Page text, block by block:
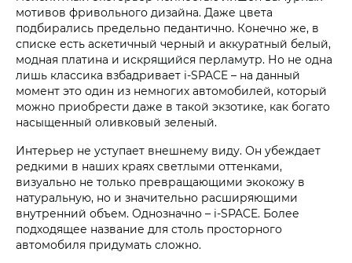
мотивов фривольного дизайна. Даже цвета
подбирались предельно педантично. Конечно же, в
списке есть аскетичный черный и аккуратный белый,
модная платина и искрящийся перламутр. Но не одна
лишь классика взбадривает i‑SPACE – на данный
момент это один из немногих автомобилей, который
можно приобрести даже в такой экзотике, как богато
насыщенный оливковый зеленый.
Интерьер не уступает внешнему виду. Он убеждает
редкими в наших краях светлыми оттенками,
визуально не только превращающими экокожу в
натуральную, но и значительно расширяющими
внутренний объем. Однозначно – i‑SPACE. Более
подходящее название для столь просторного
автомобиля придумать сложно.